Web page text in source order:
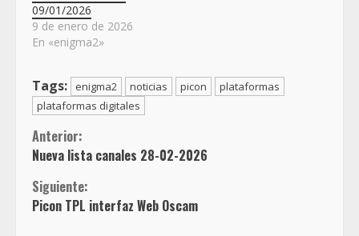
09/01/2026
9 de enero de 2026
En «enigma2»
Tags: enigma2 noticias picon
plataformas
plataformas digitales
Sigue
leyendo
Anterior:
Nueva lista canales 28-02-2026
Siguiente:
Picon TPL interfaz Web Oscam